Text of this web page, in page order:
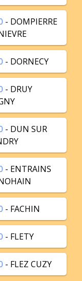
- DOMPIERRE
- DORNECY
- DRUY
- DUN SUR
- ENTRAINS
- FACHIN
- FLETY
- FLEZ CUZY